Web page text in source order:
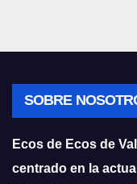
SOBRE
Ecos de Ecos de
centrado en la